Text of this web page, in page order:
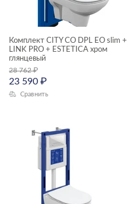
Комплект CITY CO DPL EO slim +
LINK PRO + ESTETICA хром
глянцевый​
28 762₽
23 590 ₽
Сравнить